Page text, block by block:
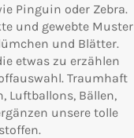
Pinguin oder Zebra.
und gewebte Muster
und Blätter.
etwas zu erzählen
Traumhaft
Luftballons, Bällen,
unsere tolle